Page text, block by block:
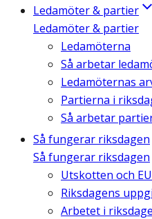
Ledamöter & partier
Ledamöter & partier
Ledamöterna
Så arbetar
Ledamöternas
Partierna i
Så arbetar
Så fungerar riksdagen
Så fungerar riksdagen
Utskotten och
Riksdagens
Arbetet i